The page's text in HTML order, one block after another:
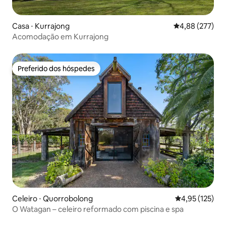
Casa ⋅ Kurrajong 4,88 de uma
4,88 (277)
Acomodação em Kurrajong
Preferido dos hóspedes
Preferido dos hóspedes
Celeiro ⋅ Quorrobolong 4,95 de uma
4,95 (125)
O Watagan – celeiro reformado com piscina e spa